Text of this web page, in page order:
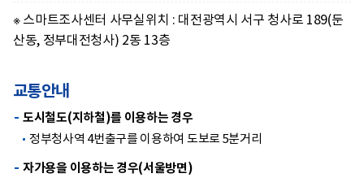
※ 스마트조사센터 사무실위치 : 대전광역시 서구 청사로 189(둔
산동, 정부대전청사) 2동 13층
교통안내
도시철도(지하철)를 이용하는 경우
정부청사역 4번출구를 이용하여 도보로 5분거리
자가용을 이용하는 경우(서울방면)